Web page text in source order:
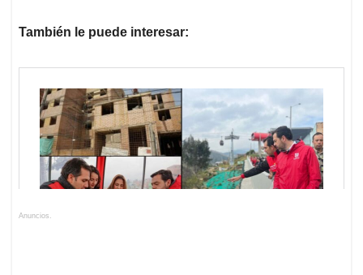
También le puede interesar:
Anuncios.